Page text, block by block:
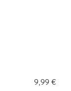
9,99 €